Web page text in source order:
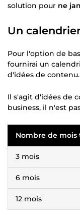
solution pour ne
Un
Pour l'option de
fournirai un
d'idées de contenu.
Il s'agit d'idées de
business, il n'est
Nombre de mois
3 mois
6 mois
12 mois